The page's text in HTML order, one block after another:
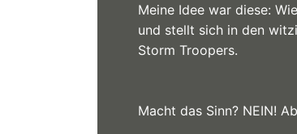
Meine Idee war diese:
und stellt sich in den
Storm Troopers.
Macht das Sinn? NEIN!